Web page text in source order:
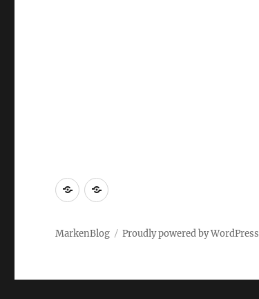
Markenrecherche
Gastbeiträge
MarkenBlog Proudly powered by WordPress